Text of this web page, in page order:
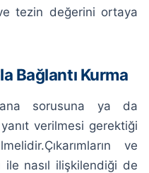
tezin değerini ortaya
Bağlantı Kurma
sorusuna ya da
verilmesi gerektiği
ve
ile nasıl ilişkilendiği de